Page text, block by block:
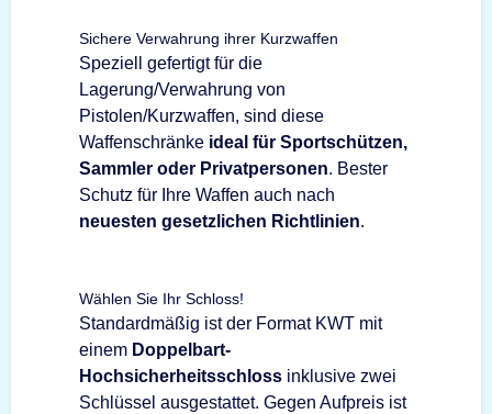
Sichere Verwahrung ihrer Kurzwaffen
Speziell gefertigt für die
Lagerung/Verwahrung von
Pistolen/Kurzwaffen, sind diese
Waffenschränke ideal für Sportschützen,
Sammler oder Privatpersonen. Bester
Schutz für Ihre Waffen auch nach
neuesten gesetzlichen Richtlinien.
Wählen Sie Ihr Schloss!
Standardmäßig ist der Format KWT mit
einem Doppelbart-
Hochsicherheitsschloss inklusive zwei
Schlüssel ausgestattet. Gegen Aufpreis ist